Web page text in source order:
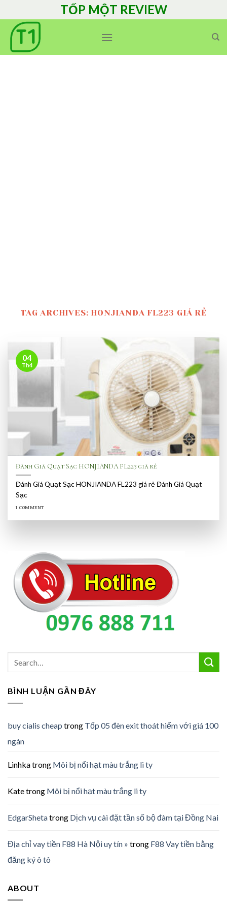
to
content
TỐP MỘT REVIEW
TAG ARCHIVES: HONJIANDA FL223 GIÁ RẺ
Đánh Giá Quạt Sạc HONJIANDA FL223 giá rẻ
Đánh Giá Quạt Sạc HONJIANDA FL223 giá rẻ Đánh Giá Quạt
Sạc
1 COMMENT
04
Th4
BÌNH LUẬN GẦN ĐÂY
buy cialis cheap trong Tốp 05 đèn exit thoát hiểm với giá 100
ngàn
Linhkatrong Môi bị nổi hạt màu trắng li ty
Katetrong Môi bị nổi hạt màu trắng li ty
EdgarShetatrong Dịch vụ cài đặt tần số bộ đàm tại Đồng Nai
Địa chỉ vay tiền F88 Hà Nội uy tín » trong F88 Vay tiền bằng
đăng ký ô tô
ABOUT